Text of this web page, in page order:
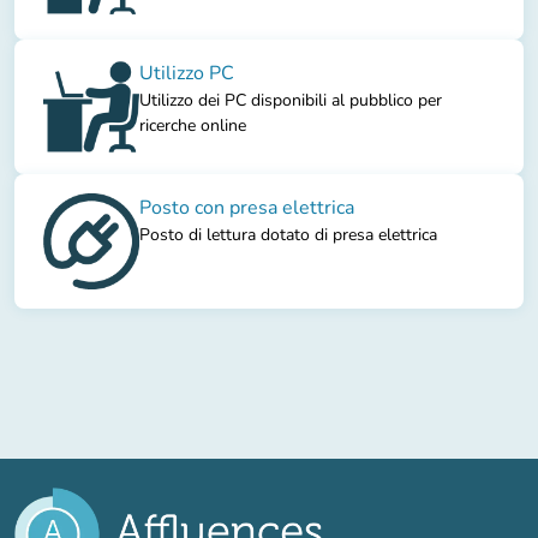
Utilizzo PC
Utilizzo dei PC disponibili al pubblico per
ricerche online
Posto con presa elettrica
Posto di lettura dotato di presa elettrica